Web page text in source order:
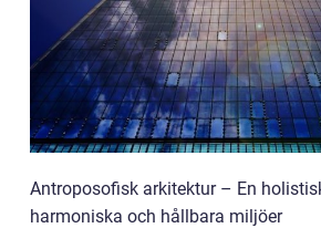
Antroposofisk arkitektur – En
harmoniska och hållbara miljöer